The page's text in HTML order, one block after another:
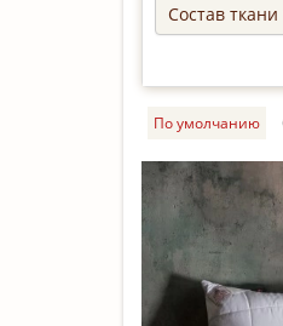
Состав ткани
По умолчанию